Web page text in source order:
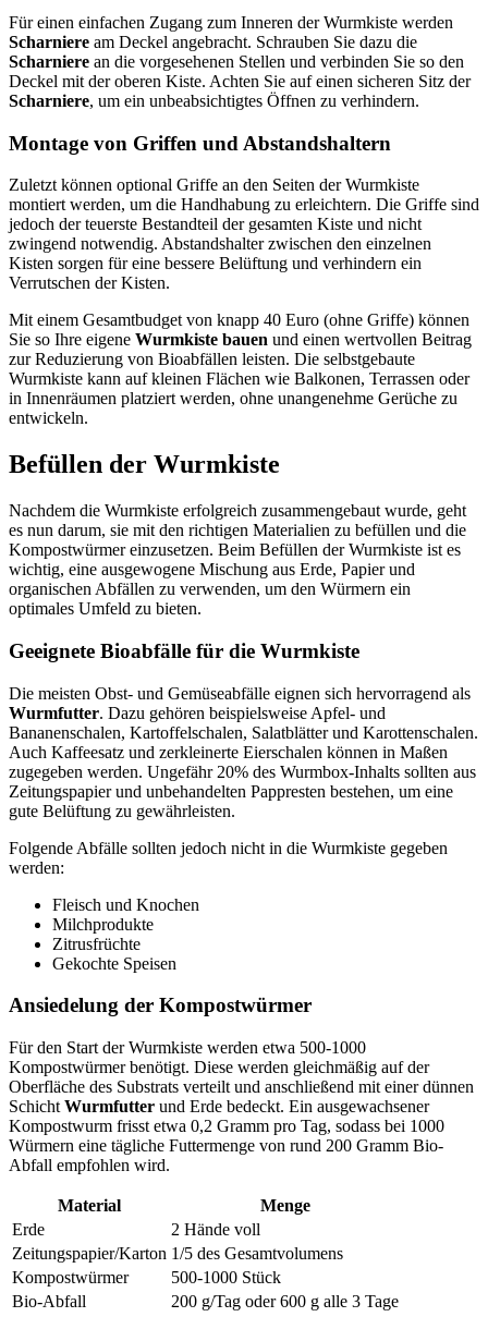
Für einen einfachen Zugang zum Inneren der Wurmkiste werden
Scharniere am Deckel angebracht. Schrauben Sie dazu die
Scharniere an die vorgesehenen Stellen und verbinden Sie so den
Deckel mit der oberen Kiste. Achten Sie auf einen sicheren Sitz der
Scharniere, um ein unbeabsichtigtes Öffnen zu verhindern.
Montage von Griffen und Abstandshaltern
Zuletzt können optional Griffe an den Seiten der Wurmkiste
montiert werden, um die Handhabung zu erleichtern. Die Griffe sind
jedoch der teuerste Bestandteil der gesamten Kiste und nicht
zwingend notwendig. Abstandshalter zwischen den einzelnen
Kisten sorgen für eine bessere Belüftung und verhindern ein
Verrutschen der Kisten.
Mit einem Gesamtbudget von knapp 40 Euro (ohne Griffe) können
Sie so Ihre eigene Wurmkiste bauen und einen wertvollen Beitrag
zur Reduzierung von Bioabfällen leisten. Die selbstgebaute
Wurmkiste kann auf kleinen Flächen wie Balkonen, Terrassen oder
in Innenräumen platziert werden, ohne unangenehme Gerüche zu
entwickeln.
Befüllen der Wurmkiste
Nachdem die Wurmkiste erfolgreich zusammengebaut wurde, geht
es nun darum, sie mit den richtigen Materialien zu befüllen und die
Kompostwürmer einzusetzen. Beim Befüllen der Wurmkiste ist es
wichtig, eine ausgewogene Mischung aus Erde, Papier und
organischen Abfällen zu verwenden, um den Würmern ein
optimales Umfeld zu bieten.
Geeignete Bioabfälle für die Wurmkiste
Die meisten Obst- und Gemüseabfälle eignen sich hervorragend als
Wurmfutter. Dazu gehören beispielsweise Apfel- und
Bananenschalen, Kartoffelschalen, Salatblätter und Karottenschalen.
Auch Kaffeesatz und zerkleinerte Eierschalen können in Maßen
zugegeben werden. Ungefähr 20% des Wurmbox-Inhalts sollten aus
Zeitungspapier und unbehandelten Pappresten bestehen, um eine
gute Belüftung zu gewährleisten.
Folgende Abfälle sollten jedoch nicht in die Wurmkiste gegeben
werden:
Fleisch und Knochen
Milchprodukte
Zitrusfrüchte
Gekochte Speisen
Ansiedelung der Kompostwürmer
Für den Start der Wurmkiste werden etwa 500-1000
Kompostwürmer benötigt. Diese werden gleichmäßig auf der
Oberfläche des Substrats verteilt und anschließend mit einer dünnen
Schicht Wurmfutter und Erde bedeckt. Ein ausgewachsener
Kompostwurm frisst etwa 0,2 Gramm pro Tag, sodass bei 1000
Würmern eine tägliche Futtermenge von rund 200 Gramm Bio-
Abfall empfohlen wird.
Material
Menge
Erde
2 Hände voll
Zeitungspapier/Karton 1/5 des Gesamtvolumens
Kompostwürmer
500-1000 Stück
Bio-Abfall
200 g/Tag oder 600 g alle 3 Tage